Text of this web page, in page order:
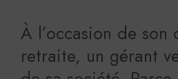
À l’occasion de son
retraite, un gérant